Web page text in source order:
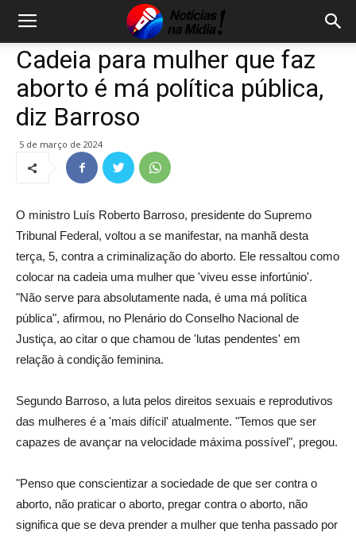
Cadeia para mulher que faz
aborto é má política pública,
diz Barroso
5 de março de 2024
O ministro Luís Roberto Barroso, presidente do Supremo
Tribunal Federal, voltou a se manifestar, na manhã desta
terça, 5, contra a criminalização do aborto. Ele ressaltou como
colocar na cadeia uma mulher que 'viveu esse infortúnio'.
"Não serve para absolutamente nada, é uma má política
pública", afirmou, no Plenário do Conselho Nacional de
Justiça, ao citar o que chamou de 'lutas pendentes' em
relação à condição feminina.
Segundo Barroso, a luta pelos direitos sexuais e reprodutivos
das mulheres é a 'mais difícil' atualmente. "Temos que ser
capazes de avançar na velocidade máxima possível", pregou.
"Penso que conscientizar a sociedade de que ser contra o
aborto, não praticar o aborto, pregar contra o aborto, não
significa que se deva prender a mulher que tenha passado por